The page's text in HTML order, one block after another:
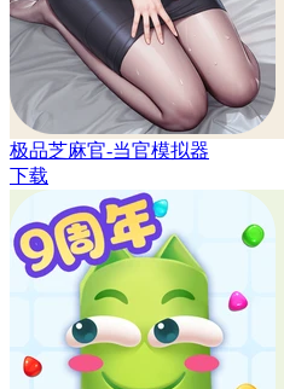
极品芝麻官-当官模拟器
下载